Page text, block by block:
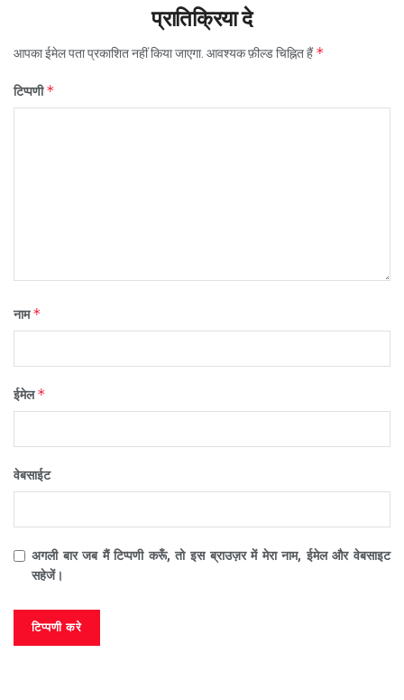
प्रातिक्रिया दे
आपका ईमेल पता प्रकाशित नहीं किया जाएगा. आवश्यक फ़ील्ड चिह्नित हैं*
टिप्पणी*
नाम*
ईमेल*
वेबसाईट
अगली बार जब मैं टिप्पणी करूँ, तो इस ब्राउज़र में मेरा नाम, ईमेल और वेबसाइट
सहेजें।